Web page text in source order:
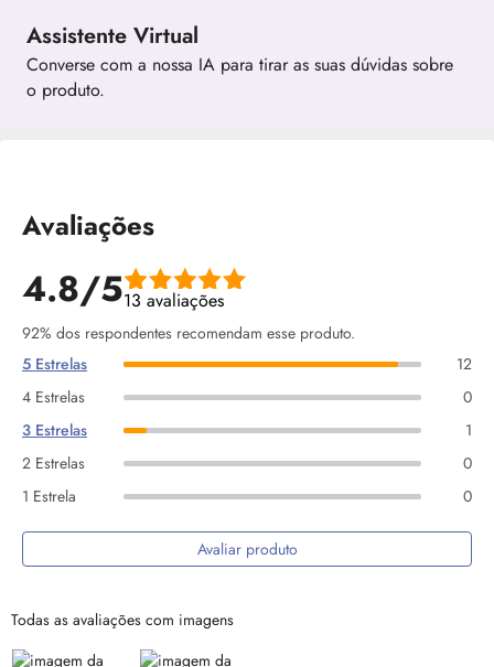
Assistente Virtual
Converse com a nossa IA para tirar as suas dúvidas sobre
o produto.
Avaliações
4.8/513 avaliações
92% dos respondentes recomendam esse produto.
5 Estrelas
12
4 Estrelas
0
3 Estrelas
1
2 Estrelas
0
1 Estrela
0
Avaliar produto
Todas as avaliações com imagens